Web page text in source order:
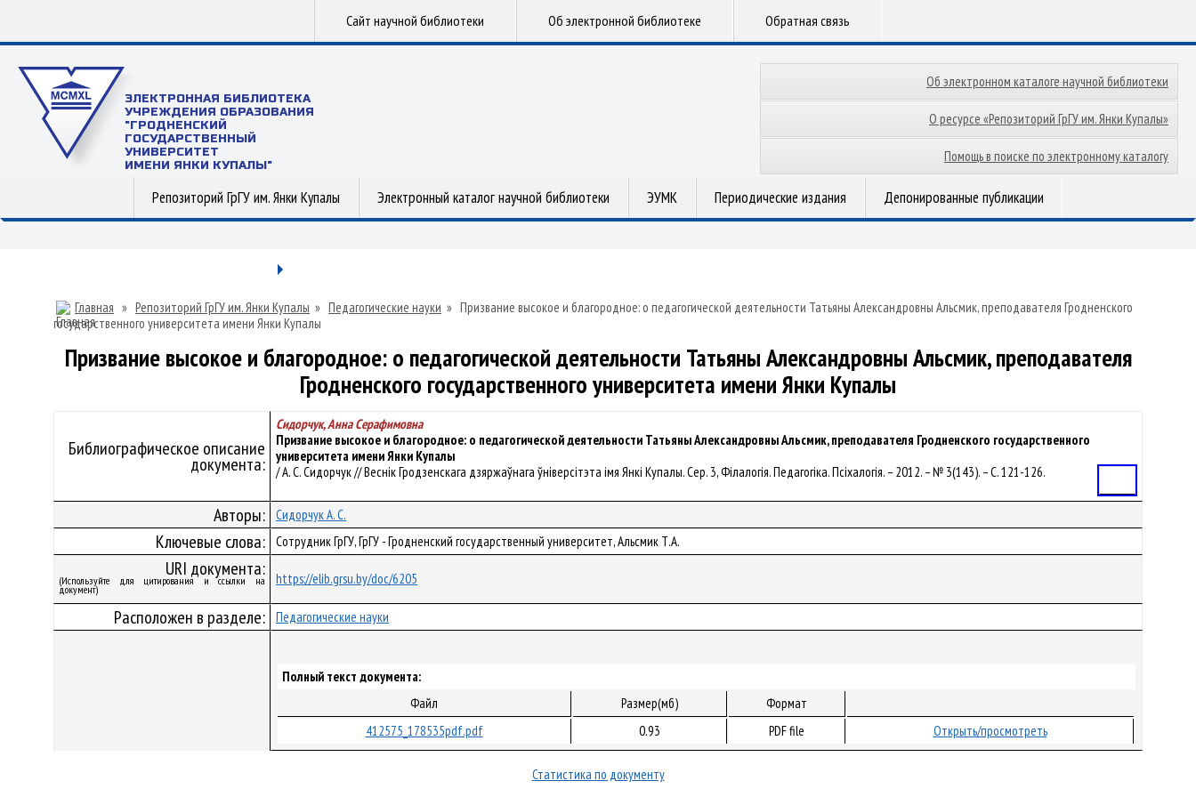
Сайт научной библиотеки Об электронной библиотеке Обратная связь
ЭЛЕКТРОННАЯ БИБЛИОТЕКА
УЧРЕЖДЕНИЯ ОБРАЗОВАНИЯ
"ГРОДНЕНСКИЙ
ГОСУДАРСТВЕННЫЙ
УНИВЕРСИТЕТ
ИМЕНИ ЯНКИ КУПАЛЫ"
Об электронном каталоге научной библиотеки
О ресурсе «Репозиторий ГрГУ им. Янки Купалы»
Помощь в поиске по электронному каталогу
Репозиторий ГрГУ им. Янки Купалы Электронный каталог научной библиотеки ЭУМК Периодические издания Депонированные публикации
Главная » Репозиторий ГрГУ им. Янки Купалы » Педагогические науки » Призвание высокое и благородное: о педагогической деятельности Татьяны Александровны Альсмик, преподавателя Гродненского
государственного университета имени Янки Купалы
Призвание высокое и благородное: о педагогической деятельности Татьяны Александровны Альсмик, преподавателя
Гродненского государственного университета имени Янки Купалы
Библиографическое описание
документа:
Сидорчук, Анна Серафимовна
Призвание высокое и благородное: о педагогической деятельности Татьяны Александровны Альсмик, преподавателя Гродненского государственного
университета имени Янки Купалы
/ А. С. Сидорчук // Веснік Гродзенскага дзяржаўнага ўніверсітэта імя Янкі Купалы. Сер. 3, Філалогія. Педагогіка. Псіхалогія. – 2012. – № 3(143). – С. 121-126.
Авторы: Сидорчук А. С.
Ключевые слова: Сотрудник ГрГУ, ГрГУ - Гродненский государственный университет, Альсмик Т.А.
URI документа:
(Используйте для цитирования и ссылки на
документ)
https://elib.grsu.by/doc/6205
Расположен в разделе: Педагогические науки
Полный текст документа:
Файл
Размер(мб)
Формат
412575_178535pdf.pdf
0.93 PDF file Открыть/просмотреть
Статистика по документу